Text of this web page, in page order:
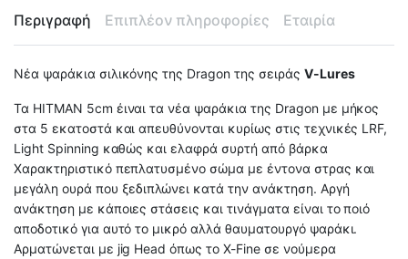
Περιγραφή Επιπλέον πληροφορίες Εταιρία
Νέα ψαράκια σιλικόνης της Dragon της σειράς V-Lures
Τα HITMAN 5cm έιναι τα νέα ψαράκια της Dragon με μήκος
στα 5 εκατοστά και απευθύνονται κυρίως στις τεχνικές LRF,
Light Spinning καθώς και ελαφρά συρτή από βάρκα
Χαρακτηριστικό πεπλατυσμένο σώμα με έντονα στρας και
μεγάλη ουρά που ξεδιπλώνει κατά την ανάκτηση. Αργή
ανάκτηση με κάποιες στάσεις και τινάγματα είναι το ποιό
αποδοτικό για αυτό το μικρό αλλά θαυματουργό ψαράκι.
Αρματώνεται με jig Head όπως το X-Fine σε νούμερα